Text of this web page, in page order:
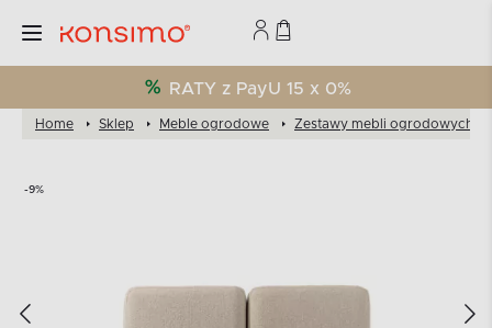
RATY z PayU 15 x 0%
Home Sklep Meble ogrodowe Zestawy mebli ogrodowych
-9%